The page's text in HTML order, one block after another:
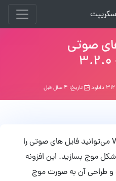
صوتی
تاریخ: ۴ سال قبل
با استفاده از افزونه WavePlayer می‌توانید فایل های صوتی را
موج بسازید. این افزونه
و طراحی آن به صورت موج